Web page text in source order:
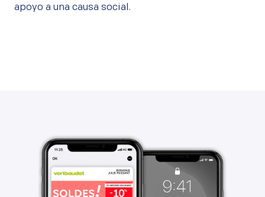
apoyo a una causa social.